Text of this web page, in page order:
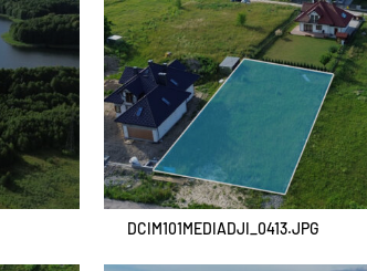
DCIM101MEDIADJI_0413.JPG